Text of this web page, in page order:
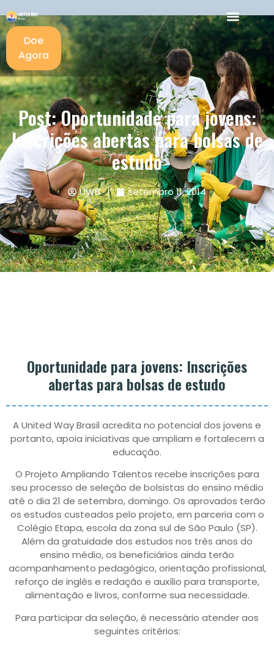
Doe
Agora
Post: Oportunidade para jovens:
Inscrições abertas para bolsas de
estudo
UWB setembro 11, 2014
Oportunidade para jovens: Inscrições
abertas para bolsas de estudo
A United Way Brasil acredita no potencial dos jovens e
portanto, apoia iniciativas que ampliam e fortalecem a
educação.
O Projeto Ampliando Talentos recebe inscrições para
seu processo de seleção de bolsistas do ensino médio
até o dia 21 de setembro, domingo. Os aprovados terão
os estudos custeados pelo projeto, em parceria com o
Colégio Etapa, escola da zona sul de São Paulo (SP).
Além da gratuidade dos estudos nos três anos do
ensino médio, os beneficiários ainda terão
acompanhamento pedagógico, orientação profissional,
reforço de inglês e redação e auxílio para transporte,
alimentação e livros, conforme sua necessidade.
Para participar da seleção, é necessário atender aos
seguintes critérios: